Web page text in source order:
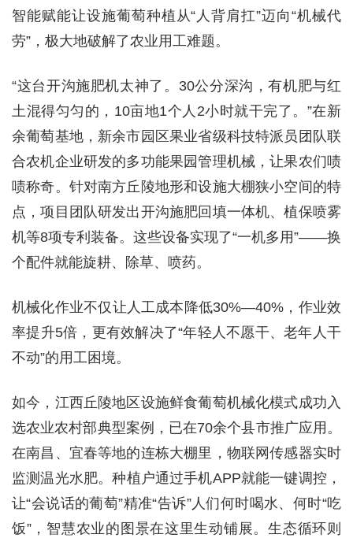
智能赋能让设施葡萄种植从“人背肩扛”迈向“机械代
劳”，极大地破解了农业用工难题。
“这台开沟施肥机太神了。30公分深沟，有机肥与红
土混得匀匀的，10亩地1个人2小时就干完了。”在新
余葡萄基地，新余市园区果业省级科技特派员团队联
合农机企业研发的多功能果园管理机械，让果农们啧
啧称奇。针对南方丘陵地形和设施大棚狭小空间的特
点，项目团队研发出开沟施肥回填一体机、植保喷雾
机等8项专利装备。这些设备实现了“一机多用”——换
个配件就能旋耕、除草、喷药。
机械化作业不仅让人工成本降低30%—40%，作业效
率提升5倍，更有效解决了“年轻人不愿干、老年人干
不动”的用工困境。
如今，江西丘陵地区设施鲜食葡萄机械化模式成功入
选农业农村部典型案例，已在70余个县市推广应用。
在南昌、宜春等地的连栋大棚里，物联网传感器实时
监测温光水肥。种植户通过手机APP就能一键调控，
让“会说话的葡萄”精准“告诉”人们何时喝水、何时“吃
饭”，智慧农业的图景在这里生动铺展。生态循环则